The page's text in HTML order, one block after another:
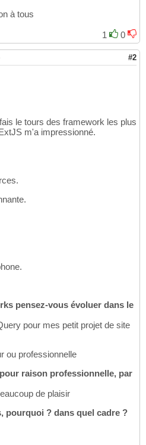
à tous
1 0
#2
le tours des framework les plus
m'a impressionné.
pensez-vous évoluer dans le
pour mes petit projet de site
ou professionnelle
raison professionnelle, par
de plaisir
pourquoi ? dans quel cadre ?